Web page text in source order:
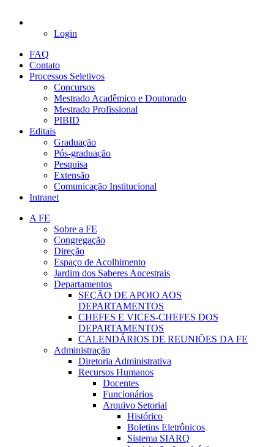
Login
FAQ
Contato
Processos Seletivos
Concursos
Mestrado Acadêmico e Doutorado
Mestrado Profissional
PIBID
Editais
Graduação
Pós-graduação
Pesquisa
Extensão
Comunicação Institucional
Intranet
A FE
Sobre a FE
Congregação
Direção
Espaço de Acolhimento
Jardim dos Saberes Ancestrais
Departamentos
SEÇÃO DE APOIO AOS
DEPARTAMENTOS
CHEFES E VICES-CHEFES DOS
DEPARTAMENTOS
CALENDÁRIOS DE REUNIÕES DA FE
Administração
Diretoria Administrativa
Recursos Humanos
Docentes
Funcionários
Arquivo Setorial
Histórico
Boletins Eletrônicos
Sistema SIARQ